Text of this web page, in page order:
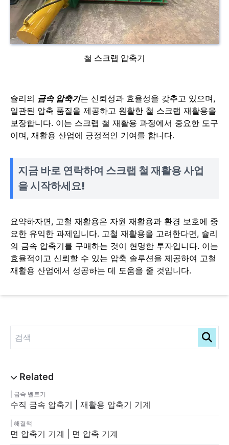
금속 벨트기
수직 금속 압축기 | 재활용 압축기 기계
해결책
면 압축기 기계 | 면 압축 기계
철 스크랩 압축기
슐리의 금속 압축기는 신뢰성과 효율성을 갖추고 있으며,
일관된 압축 품질을 제공하고 원활한 철 스크랩 재활용을
보장합니다. 이는 스크랩 철 재활용 과정에서 중요한 도구
이며, 재활용 산업에 긍정적인 기여를 합니다.
지금 바로 연락하여 스크랩 철 재활용 사업
을 시작하세요!
요약하자면, 고철 재활용은 자원 재활용과 환경 보호에 중
요한 유익한 과제입니다. 고철 재활용을 고려한다면, 슐리
의 금속 압축기를 구매하는 것이 현명한 투자입니다. 이는
효율적이고 신뢰할 수 있는 압축 솔루션을 제공하여 고철
재활용 산업에서 성공하는 데 도움을 줄 것입니다.